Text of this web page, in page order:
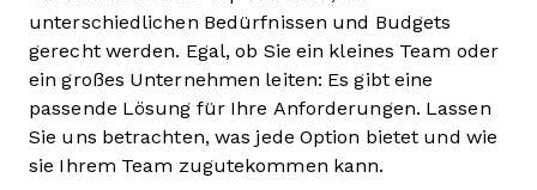
unterschiedlichen Bedürfnissen und Budgets
gerecht werden. Egal, ob Sie ein kleines Team oder
ein großes Unternehmen leiten: Es gibt eine
passende Lösung für Ihre Anforderungen. Lassen
Sie uns betrachten, was jede Option bietet und wie
sie Ihrem Team zugutekommen kann.